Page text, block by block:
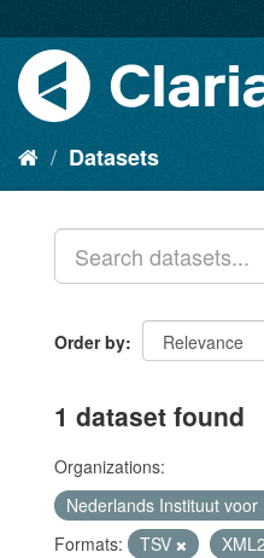
Datasets
Order by
1 dataset found
Organizations:
Nederlands Instituut voor
Formats:
TSV